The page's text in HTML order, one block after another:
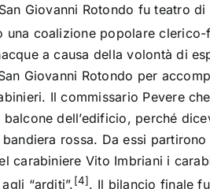
San Giovanni Rotondo fu teatro
una coalizione popolare
a causa della volontà di
Giovanni Rotondo per
Il commissario Pevere
dell’edificio, perché
bandiera rossa. Da essi
carabiniere Vito Imbriani i
“arditi”.[4]. Il bilancio finale